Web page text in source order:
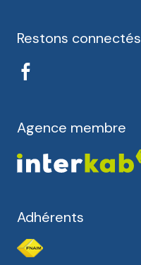
Restons connectés
Agence membre
Adhérents